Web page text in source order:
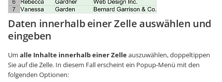
Daten innerhalb einer Zelle auswählen und
eingeben
Um alle Inhalte innerhalb einer Zelleauszuwählen, doppeltippen
Sie auf die Zelle. In diesem Fall erscheint ein Popup-Menü mit den
folgenden Optionen: